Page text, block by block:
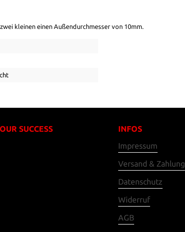
kleinen einen Außendurchmesser von 10mm.
SUCCESS
INFOS
Impressum
Versand & Zahlung
Datenschutz
Widerruf
AGB